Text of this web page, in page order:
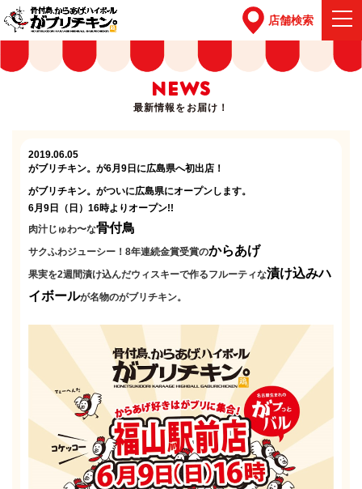
店舗検索
NEWS
最新情報をお届け！
2019.06.05
がブリチキン。が6月9日に広島県へ初出店！
がブリチキン。がついに広島県にオープンします。
6月9日（日）16時よりオープン!!
肉汁じゅわ〜な骨付鳥
サクふわジューシー！8年連続金賞受賞のからあげ
果実を2週間漬け込んだウィスキーで作るフルーティな漬け込みハ
イボールが名物のがブリチキン。